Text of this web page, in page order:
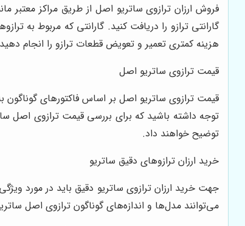
فروش ارزان ترازوی ساتریو اصل از طریق مراکز
گارانتی ترازو را دریافت کنید. گارانتی که مربوط به
هزینه کمتری تعمیر و تعویض قطعات ترازو را انجام
قیمت ترازوی ساتریو اصل
قیمت ترازوی ساتریو اصل بر اساس فاکتورهای
توجه داشته باشید که برای بررسی قیمت ترازوی اصل
توضیح خواهند داد.
خرید ارزان ترازوهای دقیق ساتریو
جهت خرید ارزان ترازوی ساتریو دقیق باید در مورد
می‌توانند مدل‌ها و اندازه‌های گوناگون ترازوی اصل